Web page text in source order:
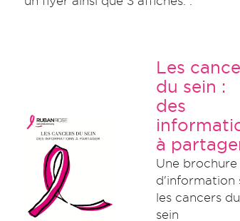
Les
du sein :
des
à
Une brochure
d'information
les cancers du
sein